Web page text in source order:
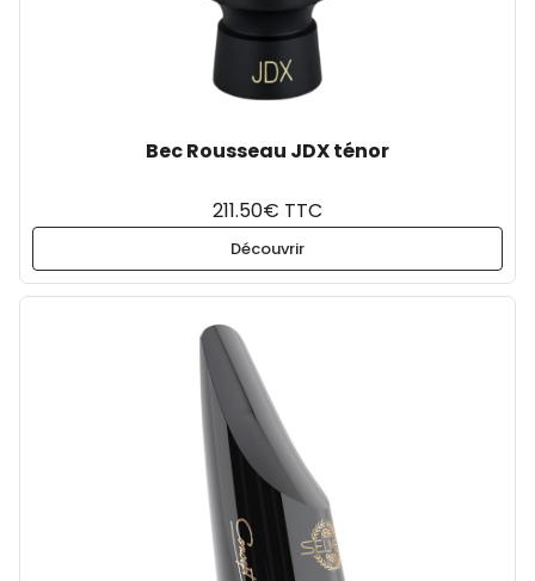
Bec Rousseau JDX ténor
211.50€ TTC
Découvrir